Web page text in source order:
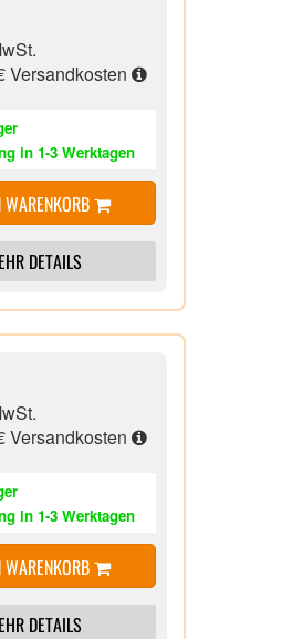
Versandkosten
in 1-3 Werktagen
WARENKORB
DETAILS
Versandkosten
in 1-3 Werktagen
WARENKORB
DETAILS